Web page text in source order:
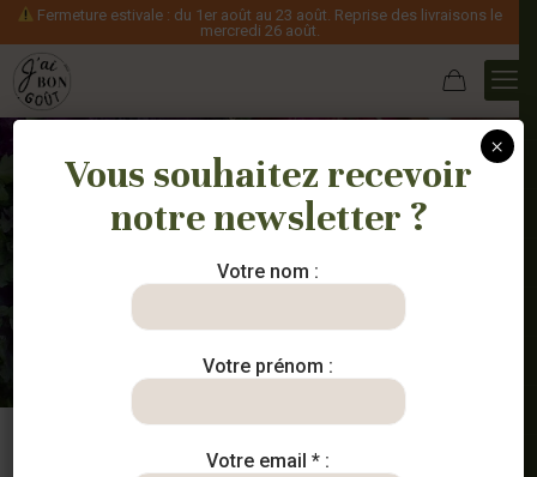
Fermeture estivale : du 1er août au 23 août. Reprise des livraisons le
mercredi 26 août.
Le jus de cuisson
d’asperges
Vous souhaitez recevoir
notre newsletter ?
Votre nom :
Votre prénom :
Votre email * :
×